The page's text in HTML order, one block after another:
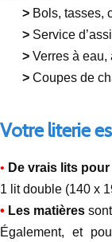
> Bols, tasses,
> Service
> Verres à eau,
> Coupes de
Votre literie
• De vrais lits
1 lit double (140 x
• Les matières
Également, et